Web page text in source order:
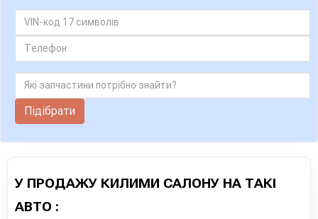
Підібрати
У ПРОДАЖУ КИЛИМИ САЛОНУ НА ТАКІ
АВТО :